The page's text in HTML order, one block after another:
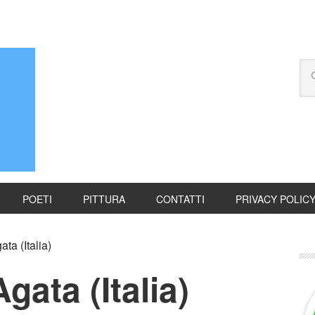
POETI PITTURA CONTATTI PRIVACY POLICY
(Italia)
(Italia)